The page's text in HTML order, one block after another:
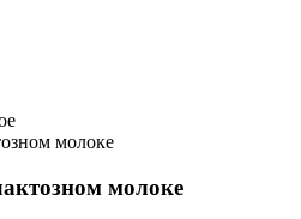
молоке